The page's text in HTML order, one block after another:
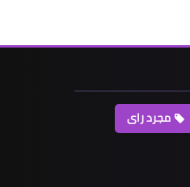
مجرد راى